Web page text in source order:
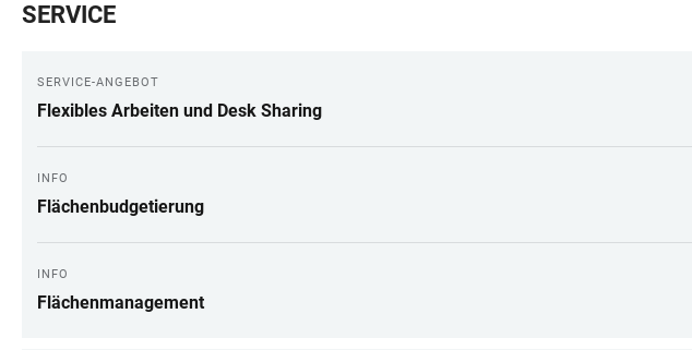
SERVICE
SERVICE-ANGEBOT
Flexibles Arbeiten und Desk Sharing
INFO
Flächenbudgetierung
INFO
Flächenmanagement